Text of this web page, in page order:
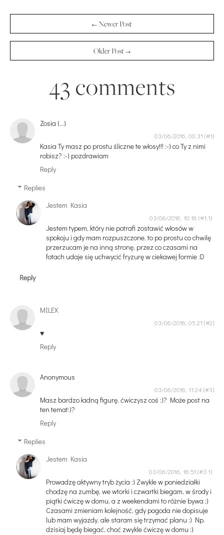
← Newer Post
Older Post →
43 comments
Zosia (...)
03/06/2016, 00:31
Kasia Ty masz po prostu śliczne te włosy!!! :-) co Ty z nimi
robisz? :-) pozdrawiam
Reply
Replies
Jestem Kasia
03/06/2016, 10:16
Jestem typem, który nie potrafi zostawić włosów w
spokoju i gdy mam rozpuszczone, to po prostu co chwilę
przerzucam je na inną stronę, przez co czasami na
fotach udaje się uchwycić fryzurę w ciekawej formie :D
Reply
MILEX
03/06/2016, 05:21
♥
Reply
Anonymous
03/06/2016, 11:24
Masz bardzo ładną figurę, ćwiczysz coś :)? Może post na
ten temat:)?
Reply
Replies
Jestem Kasia
03/06/2016, 16:51
Prowadzę aktywny tryb życia :) Zwykle w poniedziałki
chodzę na zumbę, we wtorki i czwartki biegam, w środy i
piątki ćwiczę w domu, a z weekendami to różnie bywa ;)
Czasami zmieniam kolejność, gdy pogoda nie dopisuje
lub mam wyjazdy, ale staram się trzymać planu :) Np.
dzisiaj będę biegać, choć zwykle ćwiczę w domu :)